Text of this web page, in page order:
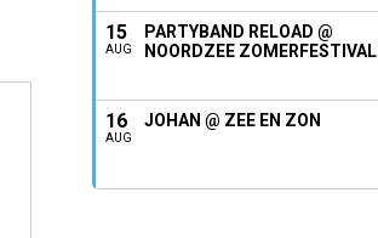
15
AUG
PARTYBAND RELOAD @
NOORDZEE ZOMERFESTIVAL
16
AUG
JOHAN @ ZEE EN ZON